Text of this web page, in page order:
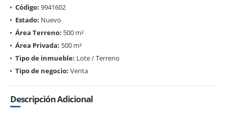
Código: 9941602
Estado: Nuevo
Área Terreno: 500 m²
Área Privada: 500 m²
Tipo de inmueble: Lote / Terreno
Tipo de negocio: Venta
Descripción Adicional